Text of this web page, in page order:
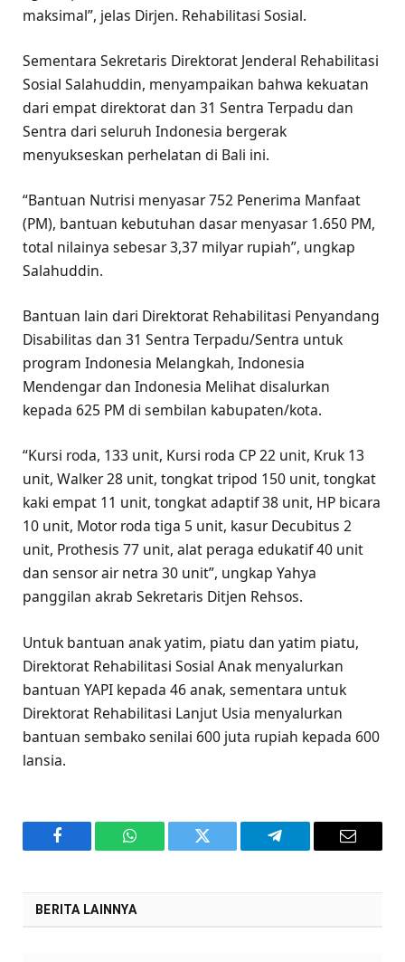
maksimal”, jelas Dirjen. Rehabilitasi Sosial.
Sementara Sekretaris Direktorat Jenderal Rehabilitasi
Sosial Salahuddin, menyampaikan bahwa kekuatan
dari empat direktorat dan 31 Sentra Terpadu dan
Sentra dari seluruh Indonesia bergerak
menyukseskan perhelatan di Bali ini.
“Bantuan Nutrisi menyasar 752 Penerima Manfaat
(PM), bantuan kebutuhan dasar menyasar 1.650 PM,
total nilainya sebesar 3,37 milyar rupiah”, ungkap
Salahuddin.
Bantuan lain dari Direktorat Rehabilitasi Penyandang
Disabilitas dan 31 Sentra Terpadu/Sentra untuk
program Indonesia Melangkah, Indonesia
Mendengar dan Indonesia Melihat disalurkan
kepada 625 PM di sembilan kabupaten/kota.
“Kursi roda, 133 unit, Kursi roda CP 22 unit, Kruk 13
unit, Walker 28 unit, tongkat tripod 150 unit, tongkat
kaki empat 11 unit, tongkat adaptif 38 unit, HP bicara
10 unit, Motor roda tiga 5 unit, kasur Decubitus 2
unit, Prothesis 77 unit, alat peraga edukatif 40 unit
dan sensor air netra 30 unit”, ungkap Yahya
panggilan akrab Sekretaris Ditjen Rehsos.
Untuk bantuan anak yatim, piatu dan yatim piatu,
Direktorat Rehabilitasi Sosial Anak menyalurkan
bantuan YAPI kepada 46 anak, sementara untuk
Direktorat Rehabilitasi Lanjut Usia menyalurkan
bantuan sembako senilai 600 juta rupiah kepada 600
lansia.
Facebook WhatsAppTwitter Telegram Email
BERITA LAINNYA